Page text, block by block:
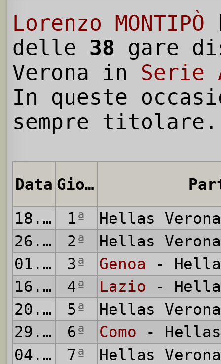
Lorenzo MONTIPÒ
delle 38 gare
Verona in Serie
In queste
sempre titolare.
Data Giornata
18.08.2024
1ª
Hellas
26.08.2024
2ª
Hellas
01.09.2024
3ª Genoa -
16.09.2024
4ª Lazio -
20.09.2024
5ª
Hellas
29.09.2024
6ª Como - Hellas
04.10.2024
7ª
Hellas